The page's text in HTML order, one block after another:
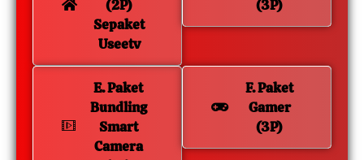
(2P)
Sepaket
Useetv
(3P)
E. Paket
Bundling
Smart
Camera
F. Paket
Gamer
(3P)